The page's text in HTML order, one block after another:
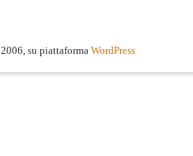
2006, su piattaforma WordPress